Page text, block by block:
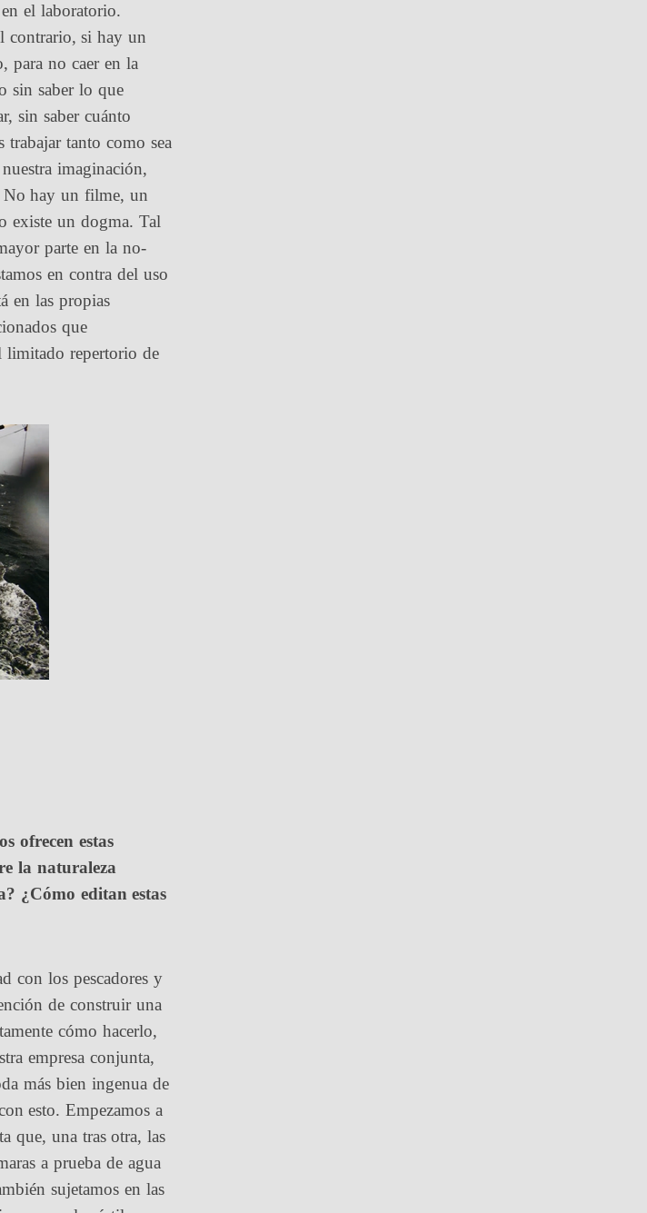
el laboratorio.
contrario, si hay un
para no caer en la
sin saber lo que
sin saber cuánto
trabajar tanto como sea
imaginación,
No hay un filme, un
existe un dogma. Tal
parte en la no-
en contra del uso
en las propias
que
limitado repertorio de
ofrecen estas
la naturaleza
¿Cómo editan estas
con los pescadores y
de construir una
cómo hacerlo,
empresa conjunta,
más bien ingenua de
esto. Empezamos a
que, una tras otra, las
a prueba de agua
sujetamos en las